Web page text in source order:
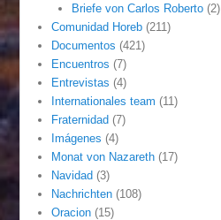
Briefe von Carlos Roberto(2)
Comunidad Horeb (211)
Documentos (421)
Encuentros (7)
Entrevistas (4)
Internationales team (11)
Fraternidad (7)
Imágenes (4)
Monat von Nazareth (17)
Navidad (3)
Nachrichten (108)
Oracion (15)